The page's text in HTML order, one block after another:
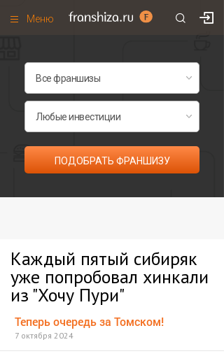
Меню
Франшизы по категориям
Рейтинг франшиз
Все франшизы списком
ПОДОБРАТЬ ФРАНШИЗУ
Каждый пятый сибиряк
уже попробовал хинкали
из "Хочу Пури"
Теперь очередь за Томском!
7 октября 2024